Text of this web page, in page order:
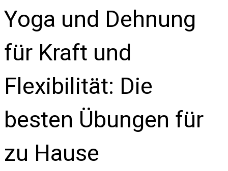
Yoga und Dehnung
für Kraft und
Flexibilität: Die
besten Übungen für
zu Hause